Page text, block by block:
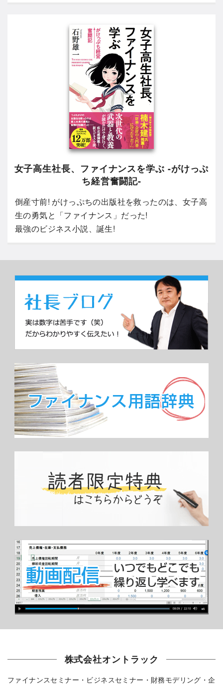
女子高生社長、ファイナンスを学ぶ -がけっぷ
ち経営奮闘記-
倒産寸前! がけっぷちの出版社を救ったのは、女子高
生の勇気と「ファイナンス」だった!
最強のビジネス小説、誕生!
株式会社オントラック
ファイナンスセミナー・ビジネスセミナー・財務モデリング・企